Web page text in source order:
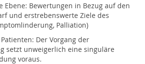
Ebene: Bewertungen in Bezug auf den
und erstrebenswerte Ziele des
Palliation)
Der Vorgang der
setzt unweigerlich eine singuläre
voraus.